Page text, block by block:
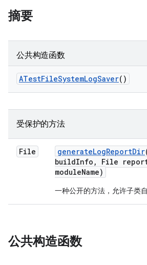
摘要
公共构造函数
ATestFileSystemLogSaver()
受保护的方法
File generateLogReportDir
buildInfo , File
moduleName)
一种公开的方法，允许子类
公共构造函数